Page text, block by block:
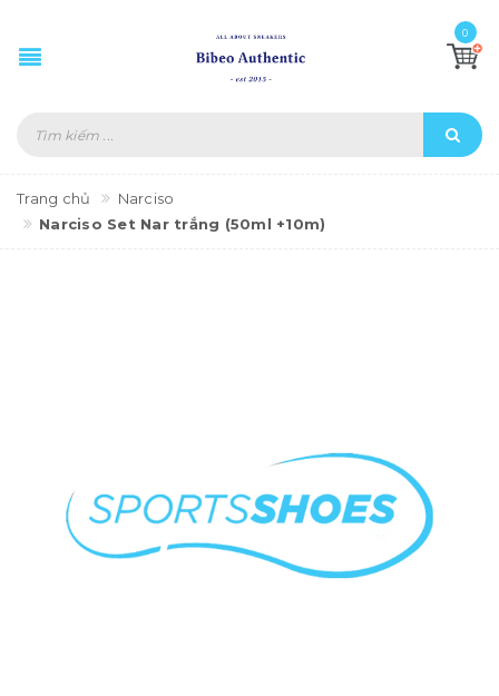
0
Trang chủ
Narciso
Narciso Set Nar trắng (50ml +10m)